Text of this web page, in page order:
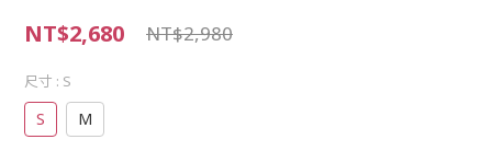
NT$2,680 NT$2,980
尺寸 : S
S M